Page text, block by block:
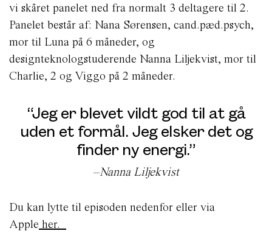
vi skåret panelet ned fra normalt 3 deltagere til 2.
Panelet består af: Nana Sørensen, cand.pæd.psych,
mor til Luna på 6 måneder, og
designteknologstuderende Nanna Liljekvist, mor til
Charlie, 2 og Viggo på 2 måneder.
“Jeg er blevet vildt god til at gå
uden et formål. Jeg elsker det og
finder ny energi.”
–Nanna Liljekvist
Du kan lytte til episoden nedenfor eller via
Apple her.